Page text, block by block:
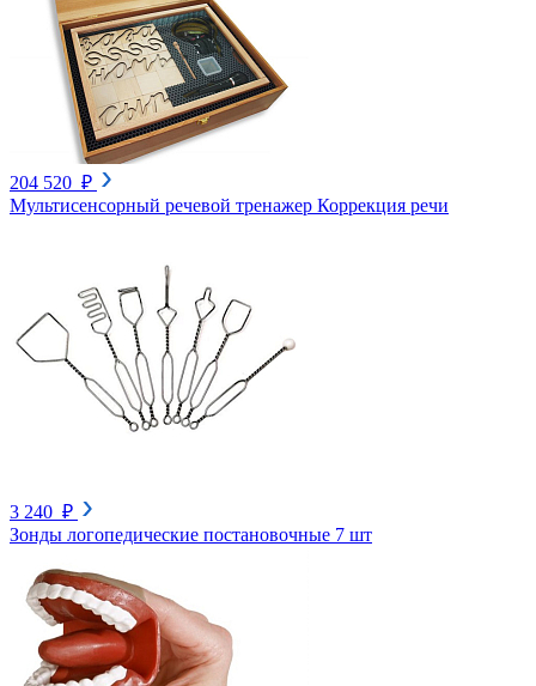
204 520 ₽
Мультисенсорный речевой тренажер Коррекция речи
3 240 ₽
Зонды логопедические постановочные 7 шт